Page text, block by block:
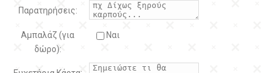
Παρατηρήσεις:
Αμπαλάζ (για
δώρο):
Ναι